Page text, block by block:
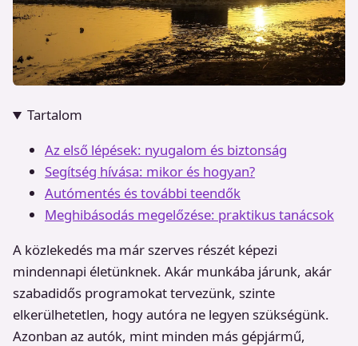
Tartalom
Az első lépések: nyugalom és biztonság
Segítség hívása: mikor és hogyan?
Autómentés és további teendők
Meghibásodás megelőzése: praktikus tanácsok
A közlekedés ma már szerves részét képezi
mindennapi életünknek. Akár munkába járunk, akár
szabadidős programokat tervezünk, szinte
elkerülhetetlen, hogy autóra ne legyen szükségünk.
Azonban az autók, mint minden más gépjármű,